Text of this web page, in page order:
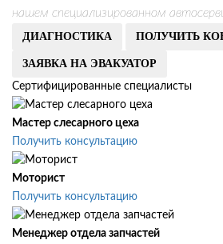
нашем специализированном
ДИАГНОСТИКА ПОЛУЧИТЬ
ЗАЯВКА НА ЭВАКУАТОР
Сертифицированные специалисты
Мастер слесарного цеха
Получить консультацию
Моторист
Получить консультацию
Менеджер отдела запчастей